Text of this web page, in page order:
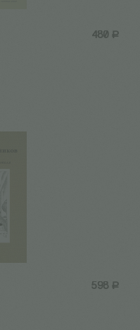
480 Р
598 Р